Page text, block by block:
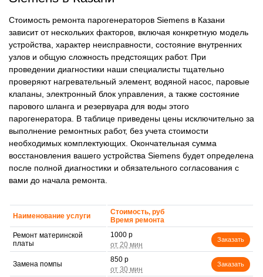
Стоимость ремонта парогенераторов Siemens в Казани
зависит от нескольких факторов, включая конкретную модель
устройства, характер неисправности, состояние внутренних
узлов и общую сложность предстоящих работ. При
проведении диагностики наши специалисты тщательно
проверяют нагревательный элемент, водяной насос, паровые
клапаны, электронный блок управления, а также состояние
парового шланга и резервуара для воды этого
парогенератора. В таблице приведены цены исключительно за
выполнение ремонтных работ, без учета стоимости
необходимых комплектующих. Окончательная сумма
восстановления вашего устройства Siemens будет определена
после полной диагностики и обязательного согласования с
вами до начала ремонта.
Наименование услуги
Стоимость, руб
Время ремонта
Ремонт материнской
платы
1000 р
Заказать
Замена помпы
850 р
Заказать